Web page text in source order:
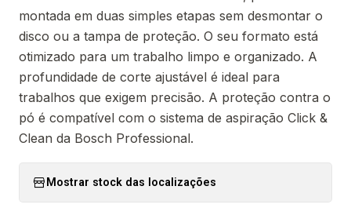
montada em duas simples etapas sem desmontar o
disco ou a tampa de proteção. O seu formato está
otimizado para um trabalho limpo e organizado. A
profundidade de corte ajustável é ideal para
trabalhos que exigem precisão. A proteção contra o
pó é compatível com o sistema de aspiração Click &
Clean da Bosch Professional.
Mostrar stock das localizações